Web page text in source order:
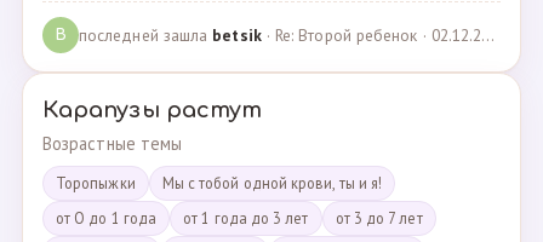
B последней зашла betsik· Re: Второй ребенок · 02.12.2023
Карапузы растут
Возрастные темы
Торопыжки
Мы с тобой одной крови, ты и я!
от О до 1 года
от 1 года до 3 лет
от 3 до 7 лет